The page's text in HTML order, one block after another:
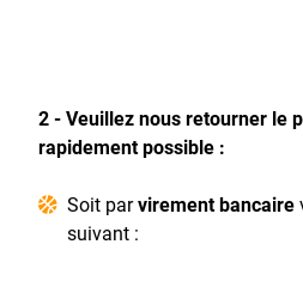
2 - Veuillez nous retourner le
rapidement possible :
Soit parvirement bancaire
suivant :